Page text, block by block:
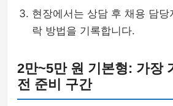
현장에서는 상담 후 채용 담당
락 방법을 기록합니다.
2만~5만 원 기본형: 가장
전 준비 구간